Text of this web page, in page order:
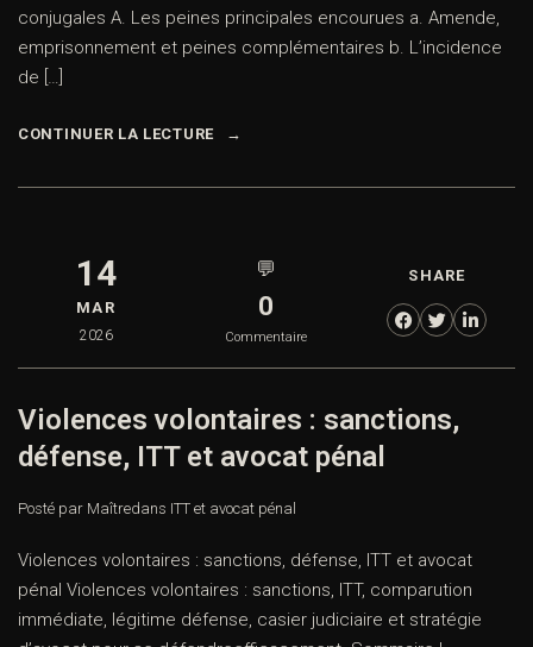
conjugales A. Les peines principales encourues a. Amende,
emprisonnement et peines complémentaires b. L’incidence
de […]
CONTINUER LA LECTURE
14
MAR
2026
💬
0
Commentaire
SHARE
Violences volontaires : sanctions,
défense, ITT et avocat pénal
Posté par Maîtredans ITT et avocat pénal
Violences volontaires : sanctions, défense, ITT et avocat
pénal Violences volontaires : sanctions, ITT, comparution
immédiate, légitime défense, casier judiciaire et stratégie